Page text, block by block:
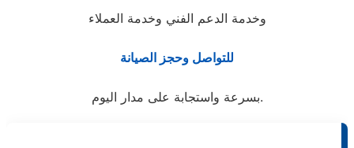
وخدمة الدعم الفني وخدمة العملاء
للتواصل وحجز الصيانة
بسرعة واستجابة على مدار اليوم.